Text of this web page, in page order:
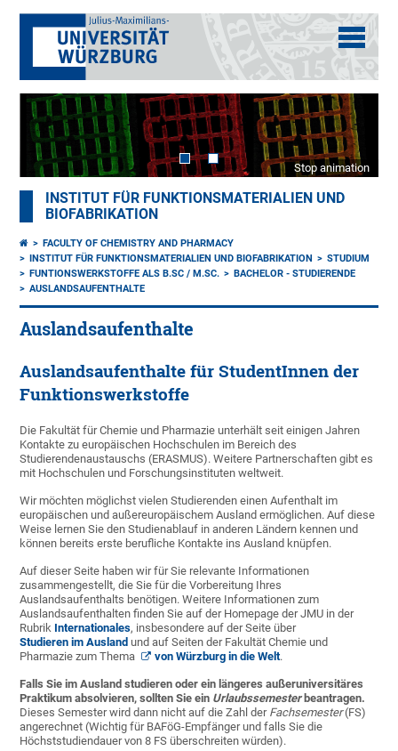
Stop animation
INSTITUT FÜR FUNKTIONSMATERIALIEN UND
BIOFABRIKATION
FACULTY OF CHEMISTRY AND PHARMACY
INSTITUT FÜR FUNKTIONSMATERIALIEN UND BIOFABRIKATION
STUDIUM
FUNTIONSWERKSTOFFE ALS B.SC / M.SC.
BACHELOR - STUDIERENDE
AUSLANDSAUFENTHALTE
Auslandsaufenthalte
Auslandsaufenthalte für StudentInnen der
Funktionswerkstoffe
Die Fakultät für Chemie und Pharmazie unterhält seit einigen Jahren
Kontakte zu europäischen Hochschulen im Bereich des
Studierendenaustauschs (ERASMUS). Weitere Partnerschaften gibt es
mit Hochschulen und Forschungsinstituten weltweit.
Wir möchten möglichst vielen Studierenden einen Aufenthalt im
europäischen und außereuropäischem Ausland ermöglichen. Auf diese
Weise lernen Sie den Studienablauf in anderen Ländern kennen und
können bereits erste berufliche Kontakte ins Ausland knüpfen.
Auf dieser Seite haben wir für Sie relevante Informationen
zusammengestellt, die Sie für die Vorbereitung Ihres
Auslandsaufenthalts benötigen. Weitere Informationen zum
Auslandsaufenthalten finden Sie auf der Homepage der JMU in der
Rubrik Internationales, insbesondere auf der Seite über
Studieren im Ausland und auf Seiten der Fakultät Chemie und
Pharmazie zum Thema
von Würzburg in die Welt.
Falls Sie im Ausland studieren oder ein längeres außeruniversitäres
Praktikum absolvieren, sollten Sie ein Urlaubssemesterbeantragen.
Dieses Semester wird dann nicht auf die Zahl der Fachsemester(FS)
angerechnet (Wichtig für BAFöG-Empfänger und falls Sie die
Höchststudiendauer von 8 FS überschreiten würden).